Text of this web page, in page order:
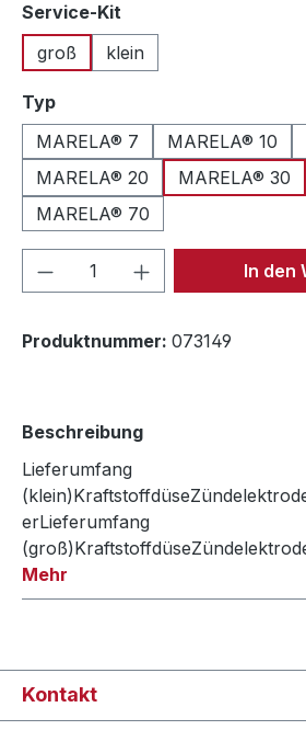
Service-Kit
groß
klein
Typauswählen
MARELA® 7
MARELA® 10
MARELA® 20
MARELA® 30
MARELA® 70
Produkt Anzahl: GibIn den
Produktnummer: 073149
Beschreibung
Lieferumfang
erLieferumfang
Mehr
Kontakt